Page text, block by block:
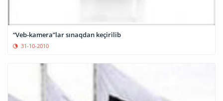
“Veb-kamera”lar sınaqdan keçirilib
31-10-2010